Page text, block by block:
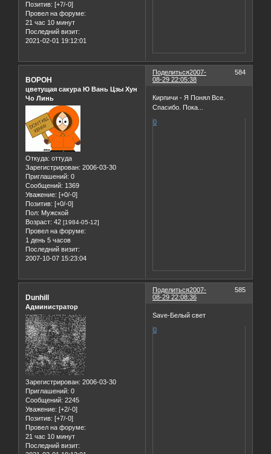
Позитив: [+7/-0]
Провел на форуме:
21 час 10 минут
Последний визит:
2021-02-01 19:12:01
Поделиться 584
2007-
08-29 22:05:38
BOPOH
цветущая сакура Ю Вань Цзы Хун
Чо Линь
Откуда: оттуда
Зарегистрирован: 2006-03-30
Приглашений: 0
Сообщений: 1369
Уважение: [+0/-0]
Позитив: [+0/-0]
Пол: Мужской
Возраст: 42 [1984-05-12]
Провел на форуме:
1 день 5 часов
Последний визит:
2007-10-07 15:23:04
Кирпичи - Я Понял Все.
Спасибо. Пока...
0
Поделиться 585
2007-
08-29 22:08:36
Dunhill
Администратор
Зарегистрирован: 2006-03-30
Приглашений: 0
Сообщений: 2245
Уважение: [+2/-0]
Позитив: [+7/-0]
Провел на форуме:
21 час 10 минут
Последний визит:
Save-Белый свет
0